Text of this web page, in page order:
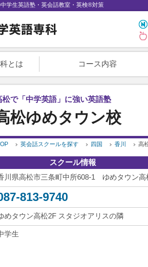
学生英語塾・英会話教室・英検®対策
とは コース内容
松ゆめタウン校
松で「中学英語」に強い英語塾
英会話スクールを探す 四国 香川 高
スクール情報
川県高松市三条町中所608-1 ゆめタウン高
813-9740
めタウン高松2F スタジオアリスの隣
学生